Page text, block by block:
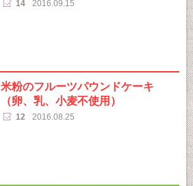
14 2016.09.15
米粉のフルーツパウンドケーキ
（卵、乳、小麦不使用）
12 2016.08.25